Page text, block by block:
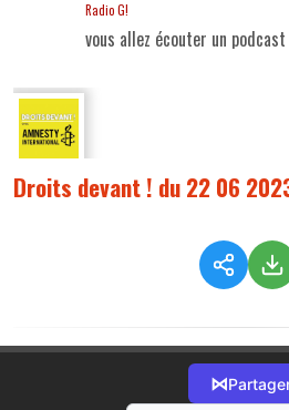
Radio G!
vous allez écouter un
Droits devant ! du 22 06
⋈